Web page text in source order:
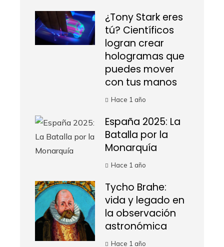
¿Tony Stark eres
tú? Científicos
logran crear
hologramas que
puedes mover
con tus manos
Hace 1 año
España 2025: La
Batalla por la
Monarquía
Hace 1 año
Tycho Brahe:
vida y legado en
la observación
astronómica
Hace 1 año